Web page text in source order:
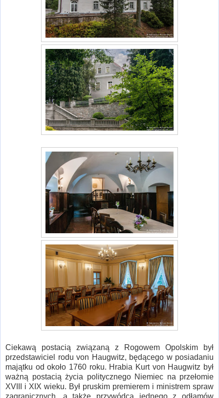
Ciekawą postacią związaną z Rogowem Opolskim był
przedstawiciel rodu von Haugwitz, będącego w posiadaniu
majątku od około 1760 roku. Hrabia Kurt von Haugwitz był
ważną postacią życia politycznego Niemiec na przełomie
XVIII i XIX wieku. Był pruskim premierem i ministrem spraw
zagranicznych, a także przywódcą jednego z odłamów